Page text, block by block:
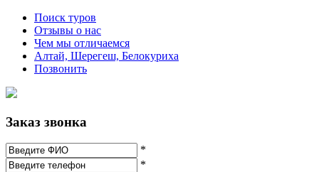
Поиск туров
Отзывы о нас
Чем мы отличаемся
Алтай, Шерегеш, Белокуриха
Позвонить
Заказ звонка
*
*